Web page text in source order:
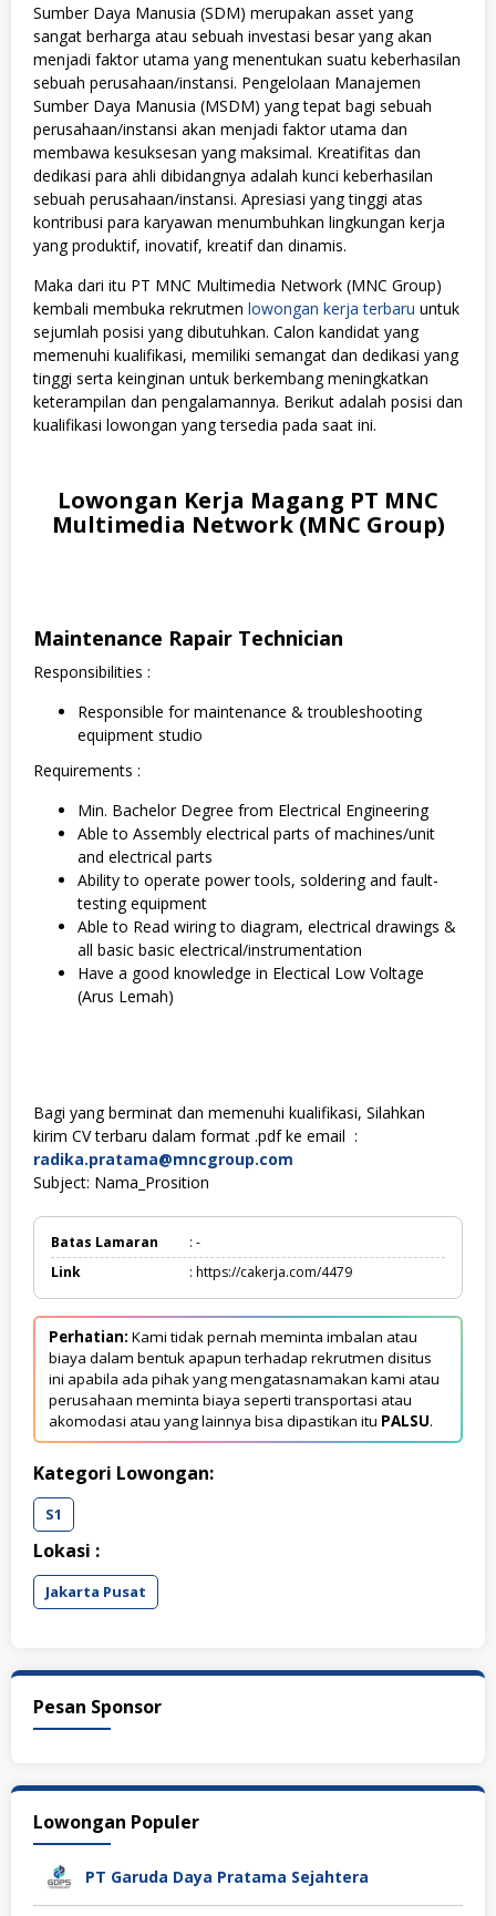
Sumber Daya Manusia (SDM) merupakan asset yang
sangat berharga atau sebuah investasi besar yang akan
menjadi faktor utama yang menentukan suatu keberhasilan
sebuah perusahaan/instansi. Pengelolaan Manajemen
Sumber Daya Manusia (MSDM) yang tepat bagi sebuah
perusahaan/instansi akan menjadi faktor utama dan
membawa kesuksesan yang maksimal. Kreatifitas dan
dedikasi para ahli dibidangnya adalah kunci keberhasilan
sebuah perusahaan/instansi. Apresiasi yang tinggi atas
kontribusi para karyawan menumbuhkan lingkungan kerja
yang produktif, inovatif, kreatif dan dinamis.
Maka dari itu PT MNC Multimedia Network (MNC Group)
kembali membuka rekrutmen lowongan kerja terbaru untuk
sejumlah posisi yang dibutuhkan. Calon kandidat yang
memenuhi kualifikasi, memiliki semangat dan dedikasi yang
tinggi serta keinginan untuk berkembang meningkatkan
keterampilan dan pengalamannya. Berikut adalah posisi dan
kualifikasi lowongan yang tersedia pada saat ini.
Lowongan Kerja Magang PT MNC
Multimedia Network (MNC Group)
Maintenance Rapair Technician
Responsibilities :
Responsible for maintenance & troubleshooting
equipment studio
Requirements :
Min. Bachelor Degree from Electrical Engineering
Able to Assembly electrical parts of machines/unit
and electrical parts
Ability to operate power tools, soldering and fault-
testing equipment
Able to Read wiring to diagram, electrical drawings &
all basic basic electrical/instrumentation
Have a good knowledge in Electical Low Voltage
(Arus Lemah)
Bagi yang berminat dan memenuhi kualifikasi, Silahkan
kirim CV terbaru dalam format .pdf ke email :
radika.pratama@mncgroup.com
Subject: Nama_Prosition
Batas Lamaran
: -
Link
: https://cakerja.com/4479
Perhatian: Kami tidak pernah meminta imbalan atau
biaya dalam bentuk apapun terhadap rekrutmen disitus
ini apabila ada pihak yang mengatasnamakan kami atau
perusahaan meminta biaya seperti transportasi atau
akomodasi atau yang lainnya bisa dipastikan itu PALSU.
Kategori Lowongan:
S1
Lokasi :
Jakarta Pusat
Pesan Sponsor
Lowongan Populer
PT Garuda Daya Pratama Sejahtera